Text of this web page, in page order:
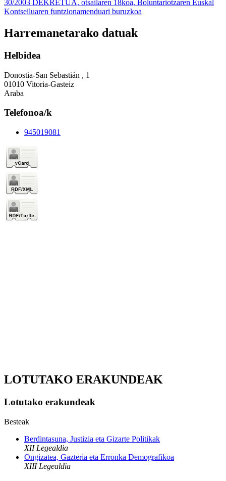
30/2003 DEKRETUA, otsailaren 18koa, Boluntariotzaren Euskal
Kontseiluaren funtzionamenduari buruzkoa
Harremanetarako datuak
Helbidea
Donostia-San Sebastián , 1
01010 Vitoria-Gasteiz
Araba
Telefonoa/k
945019081
LOTUTAKO ERAKUNDEAK
Lotutako erakundeak
Besteak
Berdintasuna, Justizia eta Gizarte Politikak
XII Legealdia
Ongizatea, Gazteria eta Erronka Demografikoa
XIII Legealdia